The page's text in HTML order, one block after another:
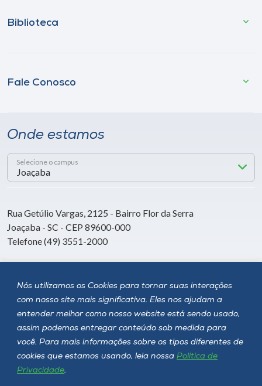
Nós utilizamos os Cookies para tornar suas interações
com nosso site mais significativa. Eles nos ajudam a
entender melhor como nosso website está sendo usado,
assim podemos entregar conteúdo sob medida para
você. Para mais informações sobre os tipos diferentes de
cookies que estamos usando, leia nossa Política de
Privacidade.
Biblioteca
Fale Conosco
Onde estamos
Selecione o campus
Rua Getúlio Vargas, 2125 - Bairro Flor da Serra
Joaçaba - SC - CEP 89600-000
Telefone (49) 3551-2000
Siga a Unoesc